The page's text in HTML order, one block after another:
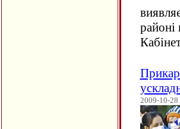
районі
2009-10-